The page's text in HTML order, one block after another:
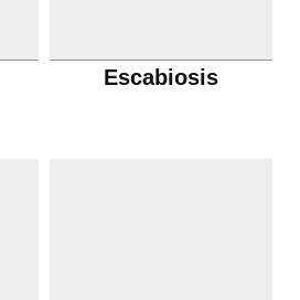
Escabiosis